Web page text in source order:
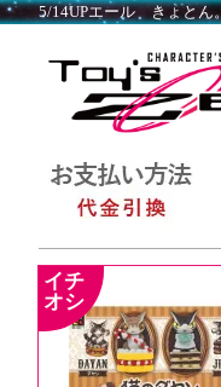
5/14UPエール きょとん